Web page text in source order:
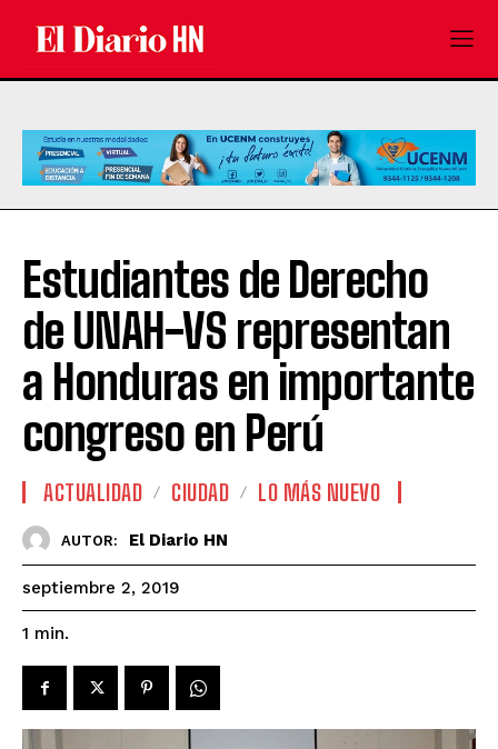
Estudiantes de Derecho
de UNAH-VS representan
a Honduras en importante
congreso en Perú
ACTUALIDAD CIUDAD LO MÁS NUEVO
AUTOR: El Diario HN
septiembre 2, 2019
1 min.